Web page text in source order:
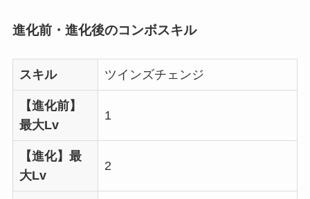
進化前・進化後のコンボスキル
スキル ツインズチェンジ
【進化前】
最大Lv
1
【進化】最
大Lv
2